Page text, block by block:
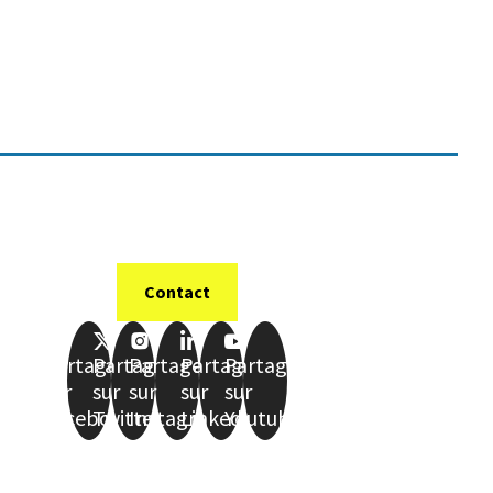
Contact
Partager
sur
Facebook
Partager
sur
Twitter
Partager
sur
Instagram
Partager
sur
LinkedIn
Partager
sur
Youtube